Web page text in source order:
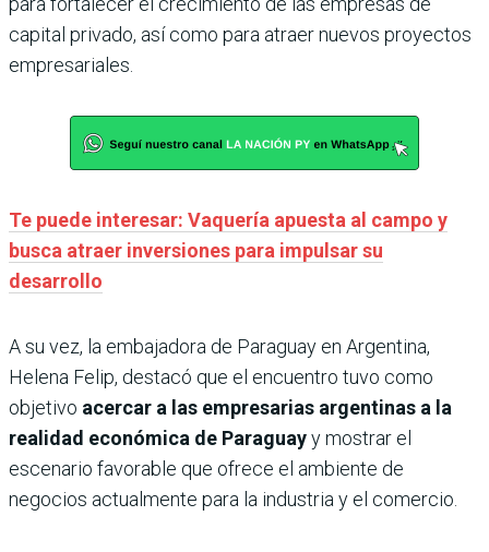
capital privado, así como para atraer nuevos proyectos
empresariales.
Te puede interesar: Vaquería apuesta al campo y
busca atraer inversiones para impulsar su
desarrollo
A su vez, la embajadora de Paraguay en Argentina,
Helena Felip, destacó que el encuentro tuvo como
objetivo acercar a las empresarias argentinas a la
realidad económica de Paraguayy mostrar el
escenario favorable que ofrece el ambiente de
negocios actualmente para la industria y el comercio.